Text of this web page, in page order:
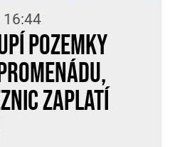
16:44
pozemky
zaplatí